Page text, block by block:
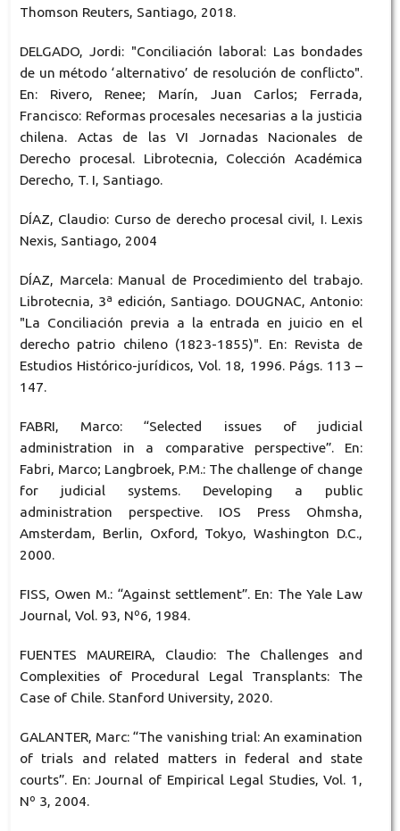
Thomson Reuters, Santiago, 2018.
DELGADO, Jordi: "Conciliación laboral: Las bondades
de un método ‘alternativo’ de resolución de conflicto".
En: Rivero, Renee; Marín, Juan Carlos; Ferrada,
Francisco: Reformas procesales necesarias a la justicia
chilena. Actas de las VI Jornadas Nacionales de
Derecho procesal. Librotecnia, Colección Académica
Derecho, T. I, Santiago.
DÍAZ, Claudio: Curso de derecho procesal civil, I. Lexis
Nexis, Santiago, 2004
DÍAZ, Marcela: Manual de Procedimiento del trabajo.
Librotecnia, 3ª edición, Santiago. DOUGNAC, Antonio:
"La Conciliación previa a la entrada en juicio en el
derecho patrio chileno (1823-1855)". En: Revista de
Estudios Histórico-jurídicos, Vol. 18, 1996. Págs. 113 –
147.
FABRI, Marco: “Selected issues of judicial
administration in a comparative perspective”. En:
Fabri, Marco; Langbroek, P.M.: The challenge of change
for judicial systems. Developing a public
administration perspective. IOS Press Ohmsha,
Amsterdam, Berlin, Oxford, Tokyo, Washington D.C.,
2000.
FISS, Owen M.: “Against settlement”. En: The Yale Law
Journal, Vol. 93, Nº6, 1984.
FUENTES MAUREIRA, Claudio: The Challenges and
Complexities of Procedural Legal Transplants: The
Case of Chile. Stanford University, 2020.
GALANTER, Marc: “The vanishing trial: An examination
of trials and related matters in federal and state
courts”. En: Journal of Empirical Legal Studies, Vol. 1,
Nº 3, 2004.